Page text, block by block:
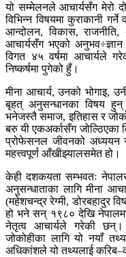
यो सम्मेलनले आचार्यसँग मेरो
विभिन्न विषयमा कुराकानी
आन्दोलन, विकास,
आचार्यसँग भएको
विगत ४५ वर्षमा आचार्यले
निष्कर्षमा पुगेको हुँ।
मीना आचार्य, उनको भोगाइ,
बृहत् अनुसन्धानका विषय
भनेजस्तै समाज, इतिहास र
बरु यी एकअर्कासँग जोल्ठिएका
प्रोफेसनल जीवनको अध्ययन
महत्त्वपूर्ण आँखीझ्यालसमेत हो।
केही दशकयता सम्भवतः
अनुसन्धाताका लागि मीना
(महेशचन्द्र रेग्मी, डोरबहादुर
हो भने सन् १९८० देखि
नेतृत्व आचार्यले गरेकी छन्।
जोकोहीका लागि यो नयाँ
अधिकांशले यो तथ्यलाई